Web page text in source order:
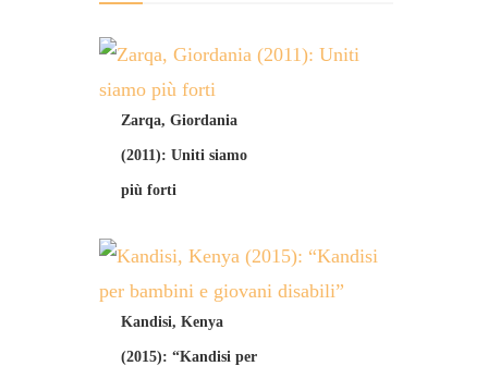
Zarqa, Giordania
(2011): Uniti siamo
più forti
Kandisi, Kenya
(2015): “Kandisi per